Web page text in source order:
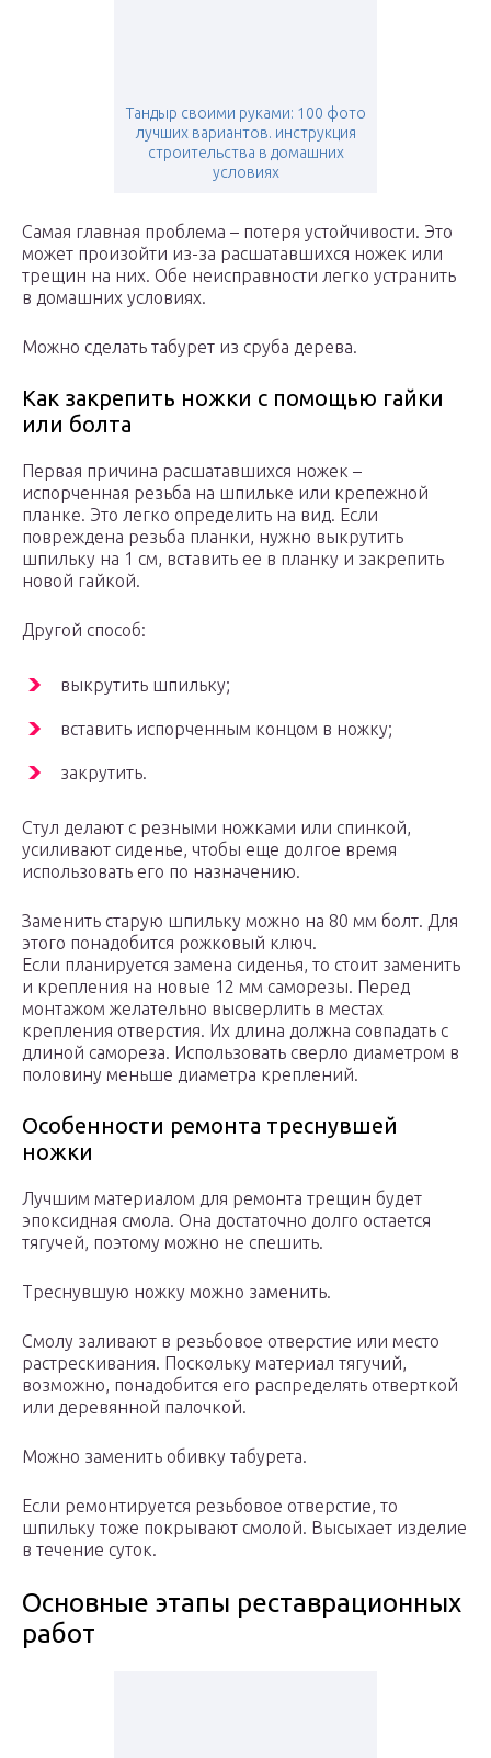
Тандыр своими руками: 100 фото
лучших вариантов. инструкция
строительства в домашних
условиях
Самая главная проблема – потеря устойчивости. Это
может произойти из-за расшатавшихся ножек или
трещин на них. Обе неисправности легко устранить
в домашних условиях.
Можно сделать табурет из сруба дерева.
Как закрепить ножки с помощью гайки
или болта
Первая причина расшатавшихся ножек –
испорченная резьба на шпильке или крепежной
планке. Это легко определить на вид. Если
повреждена резьба планки, нужно выкрутить
шпильку на 1 см, вставить ее в планку и закрепить
новой гайкой.
Другой способ:
выкрутить шпильку;
вставить испорченным концом в ножку;
закрутить.
Стул делают с резными ножками или спинкой,
усиливают сиденье, чтобы еще долгое время
использовать его по назначению.
Заменить старую шпильку можно на 80 мм болт. Для
этого понадобится рожковый ключ.
Если планируется замена сиденья, то стоит заменить
и крепления на новые 12 мм саморезы. Перед
монтажом желательно высверлить в местах
крепления отверстия. Их длина должна совпадать с
длиной самореза. Использовать сверло диаметром в
половину меньше диаметра креплений.
Особенности ремонта треснувшей
ножки
Лучшим материалом для ремонта трещин будет
эпоксидная смола. Она достаточно долго остается
тягучей, поэтому можно не спешить.
Треснувшую ножку можно заменить.
Смолу заливают в резьбовое отверстие или место
растрескивания. Поскольку материал тягучий,
возможно, понадобится его распределять отверткой
или деревянной палочкой.
Можно заменить обивку табурета.
Если ремонтируется резьбовое отверстие, то
шпильку тоже покрывают смолой. Высыхает изделие
в течение суток.
Основные этапы реставрационных
работ